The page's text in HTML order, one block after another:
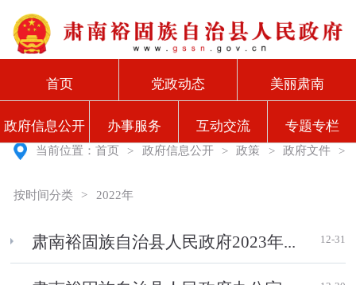
首页 党政动态 美丽肃南
政府信息公开 办事服务 互动交流 专题专栏
当前位置：首页 > 政府信息公开 > 政策 > 政府文件 >
按时间分类 > 2022年
肃南裕固族自治县人民政府2023年... 12-31